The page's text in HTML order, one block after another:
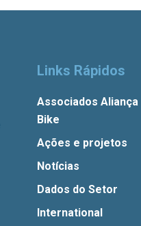
Links Rápidos
Associados Aliança
Bike
Ações e projetos
Notícias
Dados do Setor
International